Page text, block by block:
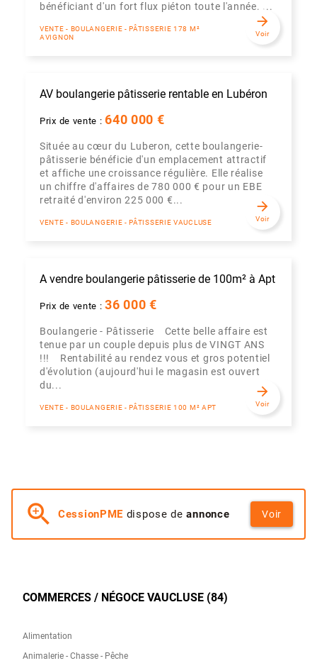
bénéficiant d'un fort flux piéton toute l'année. ...
VENTE - BOULANGERIE - PÂTISSERIE 178 M²
AVIGNON
arrow_forward
Voir
AV boulangerie pâtisserie rentable en Lubéron
Prix de vente :640 000 €
Située au cœur du Luberon, cette boulangerie-
pâtisserie bénéficie d'un emplacement attractif
et affiche une croissance régulière. Elle réalise
un chiffre d'affaires de 780 000 € pour un EBE
retraité d'environ 225 000 €...
VENTE - BOULANGERIE - PÂTISSERIE VAUCLUSE
arrow_forward
Voir
A vendre boulangerie pâtisserie de 100m² à Apt
Prix de vente :36 000 €
Boulangerie - Pâtisserie Cette belle affaire est
tenue par un couple depuis plus de VINGT ANS
!!! Rentabilité au rendez vous et gros potentiel
d'évolution (aujourd'hui le magasin est ouvert
du...
VENTE - BOULANGERIE - PÂTISSERIE 100 M² APT
arrow_forward
Voir
zoom_in CessionPME dispose deannonce Voir
COMMERCES / NÉGOCE VAUCLUSE (84)
Alimentation
Animalerie - Chasse - Pêche